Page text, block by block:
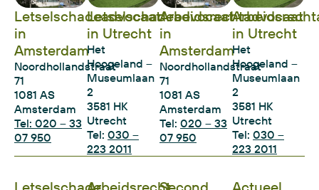
Letselschadeadvocaat
in
Amsterdam
Noordhollandstraat
71
1081 AS
Amsterdam
Tel: 020 – 33
07 950
Letselschadeadvocaat
in Utrecht
Het
Hoogeland –
Museumlaan
2
3581 HK
Utrecht
Tel: 030 –
223 2011
Arbeidsrechtadvocaat
in
Amsterdam
Noordhollandstraat
71
1081 AS
Amsterdam
Tel: 020 – 33
07 950
in Utrecht
Het
Hoogeland –
Museumlaan
2
3581 HK
Utrecht
Tel: 030 –
223 2011